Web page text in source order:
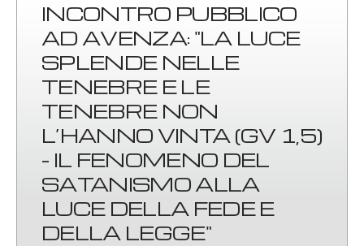
INCONTRO PUBBLICO
AD AVENZA: "LA LUCE
SPLENDE NELLE
TENEBRE E LE
TENEBRE NON
L’HANNO VINTA (GV 1,5)
- IL FENOMENO DEL
SATANISMO ALLA
LUCE DELLA FEDE E
DELLA LEGGE"